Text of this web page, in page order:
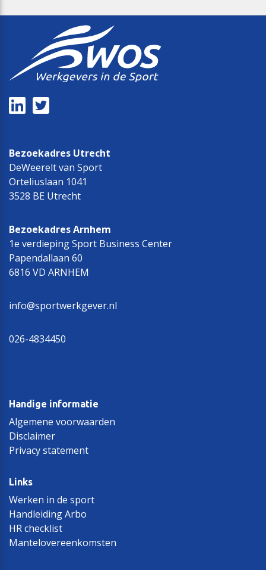
Bezoekadres Utrecht
DeWeerelt van Sport
Orteliuslaan 1041
3528 BE Utrecht
Bezoekadres Arnhem
1e verdieping Sport Business Center
Papendallaan 60
6816 VD ARNHEM
info@sportwerkgever.nl
026-4834450
Handige informatie
Algemene voorwaarden
Disclaimer
Privacy statement
Links
Werken in de sport
Handleiding Arbo
HR checklist
Mantelovereenkomsten